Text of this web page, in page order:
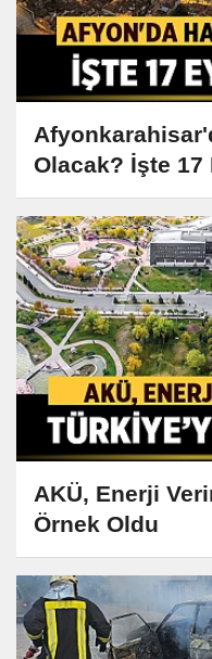
Olacak? İşte 17
AKÜ, Enerji
Örnek Oldu